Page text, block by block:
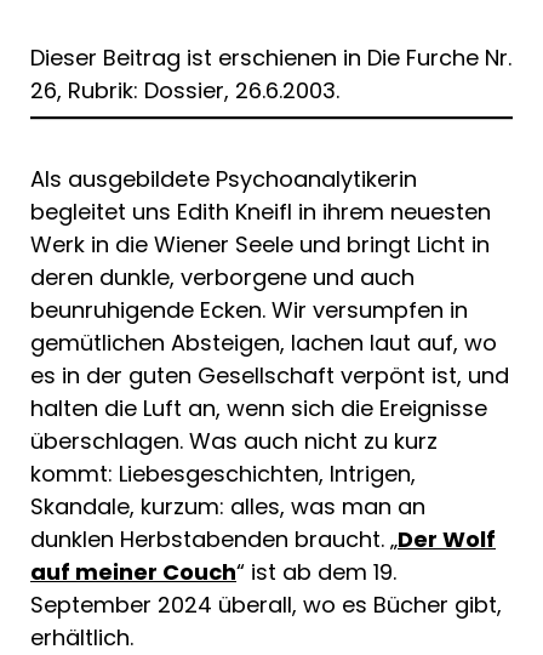
Dieser Beitrag ist erschienen in Die Furche Nr.
26, Rubrik: Dossier, 26.6.2003.
Als ausgebildete Psychoanalytikerin
begleitet uns Edith Kneifl in ihrem neuesten
Werk in die Wiener Seele und bringt Licht in
deren dunkle, verborgene und auch
beunruhigende Ecken. Wir versumpfen in
gemütlichen Absteigen, lachen laut auf, wo
es in der guten Gesellschaft verpönt ist, und
halten die Luft an, wenn sich die Ereignisse
überschlagen. Was auch nicht zu kurz
kommt: Liebesgeschichten, Intrigen,
Skandale, kurzum: alles, was man an
dunklen Herbstabenden braucht. „Der Wolf
auf meiner Couch“ ist ab dem 19.
September 2024 überall, wo es Bücher gibt,
erhältlich.